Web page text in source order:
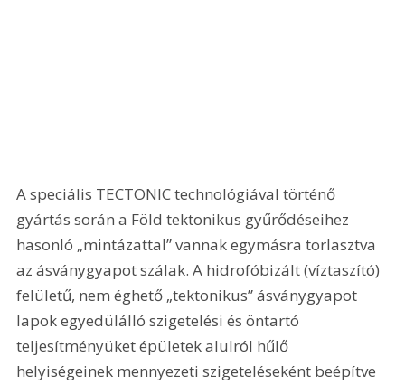
A speciális TECTONIC technológiával történő
gyártás során a Föld tektonikus gyűrődéseihez
hasonló „mintázattal” vannak egymásra torlasztva
az ásványgyapot szálak. A hidrofóbizált (víztaszító)
felületű, nem éghető „tektonikus” ásványgyapot
lapok egyedülálló szigetelési és öntartó
teljesítményüket épületek alulról hűlő
helyiségeinek mennyezeti szigeteléseként beépítve